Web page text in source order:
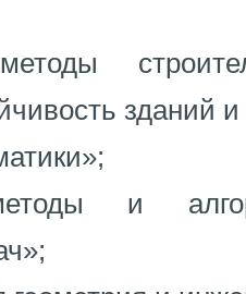
зданий
и